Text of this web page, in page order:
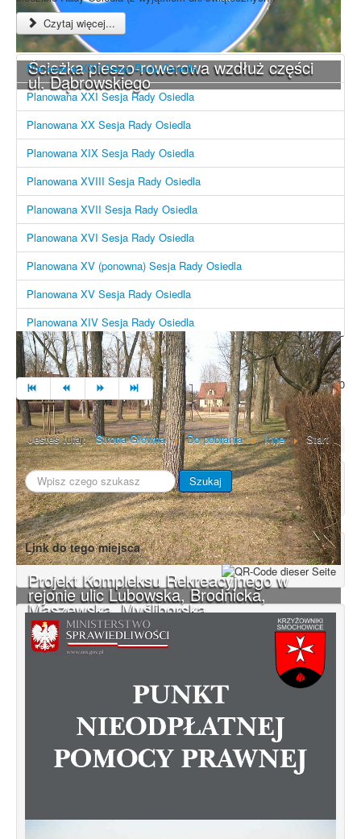
Ścieżka pieszo-rowerowa wzdłuż części
ul. Dąbrowskiego
Projekt Kompleksu Rekreacyjnego w
rejonie ulic Lubowska, Brodnicka,
Maszewska, Myśliborska
Czytaj więcej...
Planowana XXII Sesja Rady Osiedla
Planowana XXI Sesja Rady Osiedla
Planowana XX Sesja Rady Osiedla
Planowana XIX Sesja Rady Osiedla
Planowana XVIII Sesja Rady Osiedla
Planowana XVII Sesja Rady Osiedla
Planowana XVI Sesja Rady Osiedla
Planowana XV (ponowna) Sesja Rady Osiedla
Planowana XV Sesja Rady Osiedla
Planowana XIV Sesja Rady Osiedla
Strona 9 z 10
Jesteś tutaj: Strona Główna Do pobrania Inne Start
Szukaj... Szukaj
Link do tego miejsca